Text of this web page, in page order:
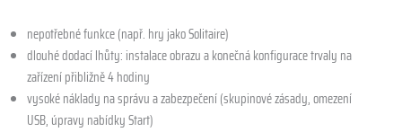
nepotřebné funkce (např. hry jako Solitaire)
dlouhé dodací lhůty: instalace obrazu a konečná konfigurace trvaly na
zařízení přibližně 4 hodiny
vysoké náklady na správu a zabezpečení (skupinové zásady, omezení
USB, úpravy nabídky Start)